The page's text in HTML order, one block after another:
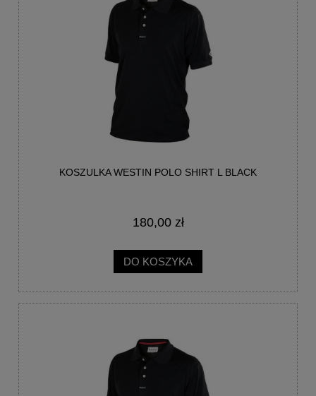
KOSZULKA WESTIN POLO SHIRT L BLACK
180,00 zł
DO KOSZYKA